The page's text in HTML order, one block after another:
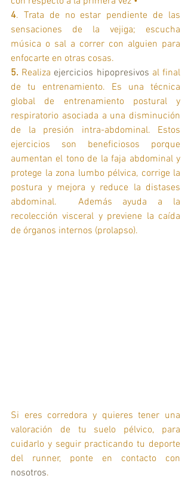
4. Trata de no estar pendiente de las
sensaciones de la vejiga; escucha
música o sal a correr con alguien para
enfocarte en otras cosas.
5. Realiza ejercicios hipopresivos al final
de tu entrenamiento. Es una técnica
global de entrenamiento postural y
respiratorio asociada a una disminución
de la presión intra-abdominal. Estos
ejercicios son beneficiosos porque
aumentan el tono de la faja abdominal y
protege la zona lumbo pélvica, corrige la
postura y mejora y reduce la distases
abdominal.  Además ayuda a la
recolección visceral y previene la caída
de órganos internos (prolapso).
Si eres corredora y quieres tener una
valoración de tu suelo pélvico, para
cuidarlo y seguir practicando tu deporte
nosotros.